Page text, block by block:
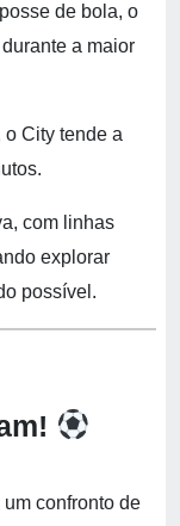
de bola, o
a maior
City tende a
com linhas
explorar
possível.
um confronto de